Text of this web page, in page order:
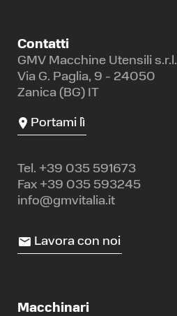
Contatti
GMV Macchine Utensili s.r.l.
Via G. Paglia, 9 - 24050
Zanica (BG) IT
Portami lì
Tel. +39 035 591673
Fax +39 035 593245
info@gmvitalia.it
Lavora con noi
Macchinari